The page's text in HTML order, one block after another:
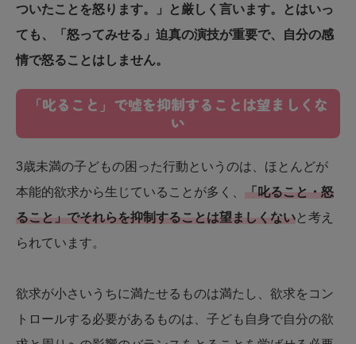
ついたことを怒ります。」と厳しく言います。とはいっ
ても、「怒ってみせる」迫真の演技が重要で、自分の感
情で怒ることはしません。
「叱ること」で嘘を抑制することは望ましくな
い
3歳未満の子どもの困った行動というのは、ほとんどが
本能的欲求から生じていることが多く、
「叱ること・怒
ること」でそれらを抑制することは望ましくないと考え
られています。
欲求が小さいうちに満たせるものは満たし、欲求をコン
トロールする必要があるものは、子ども自身で自分の欲